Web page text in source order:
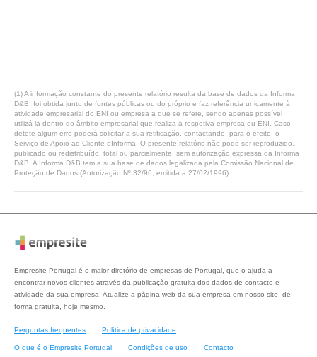
(1) A informação constante do presente relatório resulta da base de dados da Informa
D&B, foi obtida junto de fontes públicas ou do próprio e faz referência unicamente à
atividade empresarial do ENI ou empresa a que se refere, sendo apenas possível
utilizá-la dentro do âmbito empresarial que realiza a respetiva empresa ou ENI. Caso
detete algum erro poderá solicitar a sua retificação, contactando, para o efeito, o
Serviço de Apoio ao Cliente eInforma. O presente relatório não pode ser reproduzido,
publicado ou redistribuído, total ou parcialmente, sem autorização expressa da Informa
D&B. A Informa D&B tem a sua base de dados legalizada pela Comissão Nacional de
Proteção de Dados (Autorização Nº 32/96, emitida a 27/02/1996).
Empresite Portugal é o maior diretório de empresas de Portugal, que o ajuda a
encontrar novos clientes através da publicação gratuita dos dados de contacto e
atividade da sua empresa. Atualize a página web da sua empresa em nosso site, de
forma gratuita, hoje mesmo.
Perguntas frequentes Política de privacidade
O que é o Empresite Portugal Condições de uso Contacto